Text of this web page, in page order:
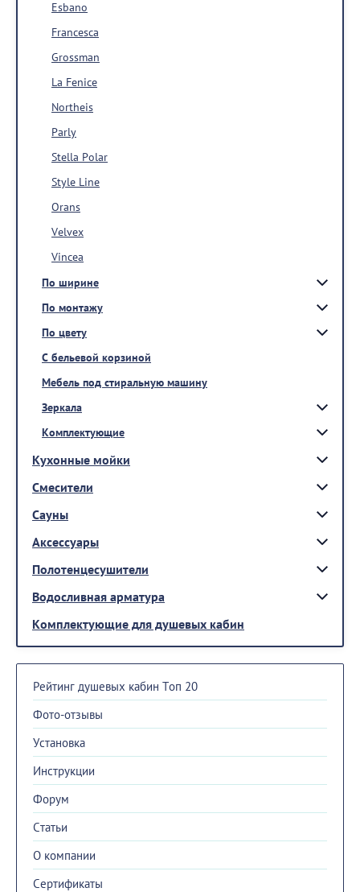
Esbano
Francesca
Grossman
La Fenice
Northeis
Parly
Stella Polar
Style Line
Orans
Velvex
Vincea
По ширине
По монтажу
По цвету
С бельевой корзиной
Мебель под стиральную машину
Зеркала
Комплектующие
Кухонные мойки
Смесители
Сауны
Аксессуары
Полотенцесушители
Водосливная арматура
Комплектующие для душевых кабин
Рейтинг душевых кабин Топ 20
Фото-отзывы
Установка
Инструкции
Форум
Cтатьи
О компании
Сертификаты